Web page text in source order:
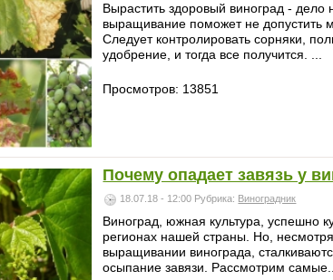
Вырастить здоровый виноград - дело
выращивание поможет не допустить
Следует контролировать сорняки,
удобрение, и тогда все получится. ...
Просмотров: 13851
Почему опадает завязь у
18.07.18 - 12:00 Рубрика: Виноградник
Виноград, южная культура, успешно
регионах нашей страны. Но,
выращивании винограда,
осыпание завязи. Рассмотрим